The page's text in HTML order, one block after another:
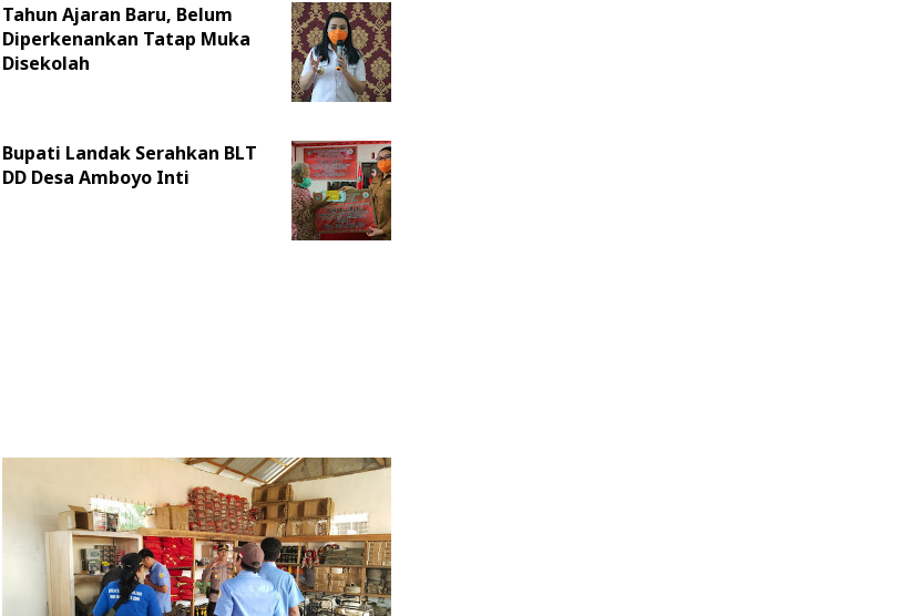
Tahun Ajaran Baru, Belum
Diperkenankan Tatap Muka
Disekolah
Bupati Landak Serahkan BLT
DD Desa Amboyo Inti